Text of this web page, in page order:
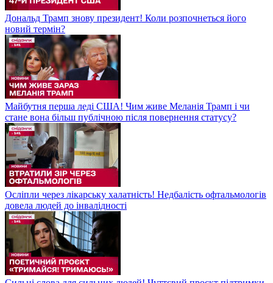
Дональд Трамп знову президент! Коли розпочнеться його
новий термін?
Майбутня перша леді США! Чим живе Меланія Трамп і чи
стане вона більш публічною після повернення статусу?
Осліпли через лікарську халатність! Недбалість офтальмологів
довела людей до інвалідності